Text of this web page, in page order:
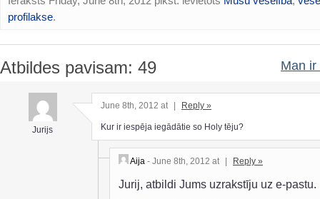
profilakse.
Atbildes pavisam: 49 Man ir
Jurijs
June 8th, 2012 at | Reply »
Kur ir iespēja iegādātie so Holy tēju?
Aija - June 8th, 2012 at Reply »
Jurij, atbildi Jums uzrakstīju uz e-pastu.